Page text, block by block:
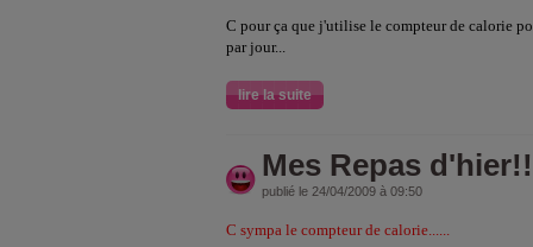
C pour ça que j'utilise le compteur de calorie
par jour...
lire la suite
Mes Repas
publié le 24/04/2009 à 09:50
C sympa le compteur de calorie......